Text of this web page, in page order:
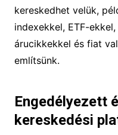
kereskedhet velük,
indexekkel, ETF-
árucikkekkel és fiat
említsünk.
Engedélyezett
kereskedési